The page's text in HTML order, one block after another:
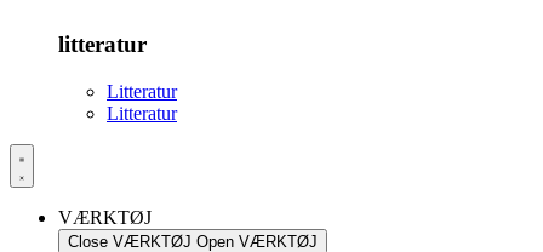
litteratur
Litteratur
Litteratur
VÆRKTØJ
Close VÆRKTØJ Open VÆRKTØJ